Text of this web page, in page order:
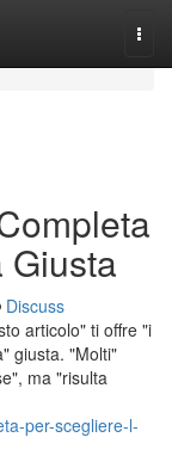
Giusta
Discuss
articolo" ti offre "i
giusta. "Molti"
ma "risulta
per-scegliere-l-